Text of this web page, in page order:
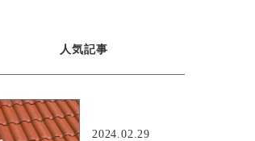
人気記事
2024.02.29